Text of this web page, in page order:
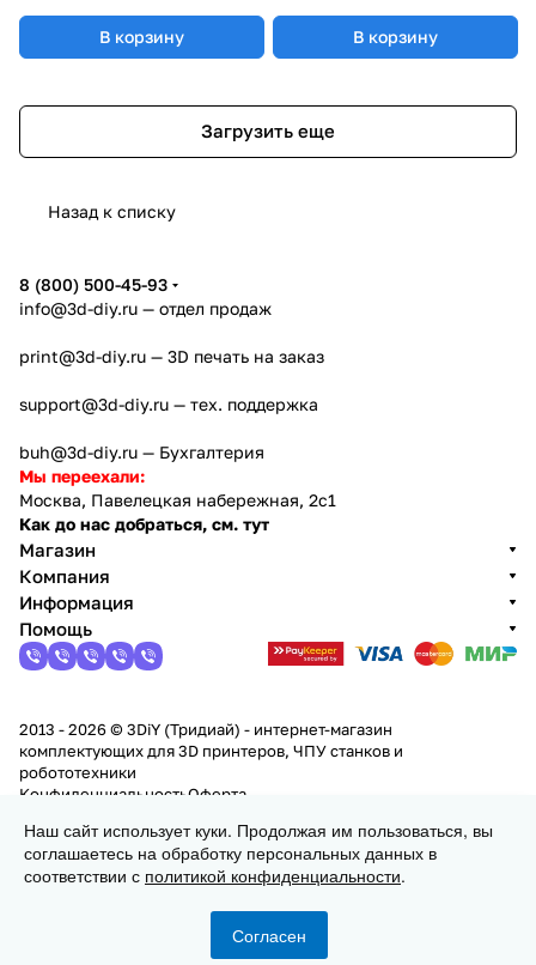
В корзину В корзину
Загрузить еще
Назад к списку
Заказать
Корзина Избранные
8 (800) 500-45-93
info@3d-diy.ru — отдел продаж
print@3d-diy.ru — 3D печать на заказ
support@3d-diy.ru — тех. поддержка
buh@3d-diy.ru — Бухгалтерия
Мы переехали:
Москва, Павелецкая набережная, 2с1
Как до нас добраться, см. тут
Магазин
Компания
Информация
Помощь
2013 - 2026 © 3DiY (Тридиай) - интернет-магазин
комплектующих для 3D принтеров, ЧПУ станков и
робототехники
КонфиденциальностьОферта
Наш сайт использует куки. Продолжая им пользоваться, вы
соглашаетесь на обработку персональных данных в
соответствии с политикой конфиденциальности.
Согласен